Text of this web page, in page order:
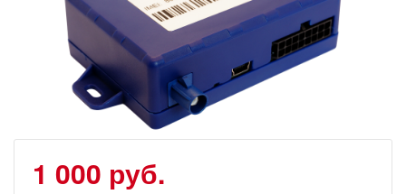
1 000 руб.